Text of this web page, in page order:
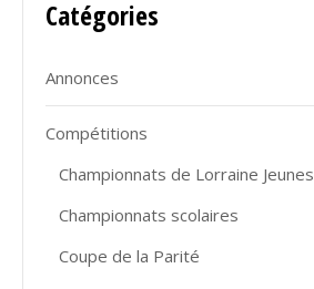
Catégories
Annonces
Compétitions
Championnats de Lorraine Jeunes
Championnats scolaires
Coupe de la Parité